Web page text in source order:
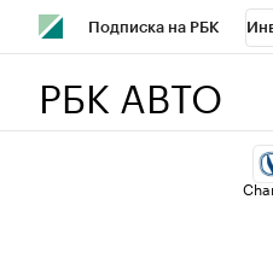
Подписка на РБК
РБК Бизнес-среда
РБК АВТО